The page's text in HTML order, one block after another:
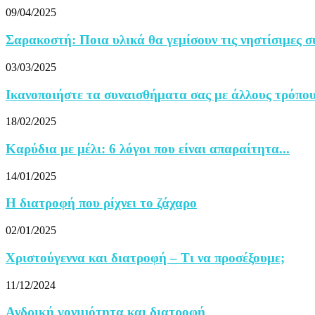
09/04/2025
Σαρακοστή: Ποια υλικά θα γεμίσουν τις νηστίσιμες
03/03/2025
Ικανοποιήστε τα συναισθήματα σας με άλλους
18/02/2025
Καρύδια με μέλι: 6 λόγοι που είναι απαραίτητα...
14/01/2025
Η διατροφή που ρίχνει το ζάχαρο
02/01/2025
Χριστούγεννα και διατροφή – Τι να προσέξουμε;
11/12/2024